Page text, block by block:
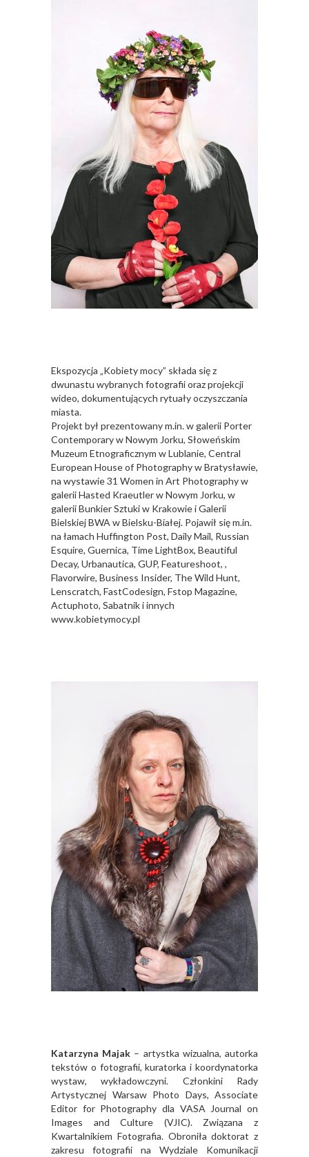
Ekspozycja „Kobiety mocy” składa się z
dwunastu wybranych fotografii oraz projekcji
wideo, dokumentujących rytuały oczyszczania
miasta.
Projekt był prezentowany m.in. w galerii Porter
Contemporary w Nowym Jorku, Słoweńskim
Muzeum Etnograficznym w Lublanie, Central
European House of Photography w Bratysławie,
na wystawie 31 Women in Art Photography w
galerii Hasted Kraeutler w Nowym Jorku, w
galerii Bunkier Sztuki w Krakowie i Galerii
Bielskiej BWA w Bielsku-Białej. Pojawił się m.in.
na łamach Huffington Post, Daily Mail, Russian
Esquire, Guernica, Time LightBox, Beautiful
Decay, Urbanautica, GUP, Featureshoot, ,
Flavorwire, Business Insider, The Wild Hunt,
Lenscratch, FastCodesign, Fstop Magazine,
Actuphoto, Sabatnik i innych
www.kobietymocy.pl
Katarzyna Majak – artystka wizualna, autorka
tekstów o fotografii, kuratorka i koordynatorka
wystaw, wykładowczyni. Członkini Rady
Artystycznej Warsaw Photo Days, Associate
Editor for Photography dla VASA Journal on
Images and Culture (VJIC). Związana z
Kwartalnikiem Fotografia. Obroniła doktorat z
zakresu fotografii na Wydziale Komunikacji